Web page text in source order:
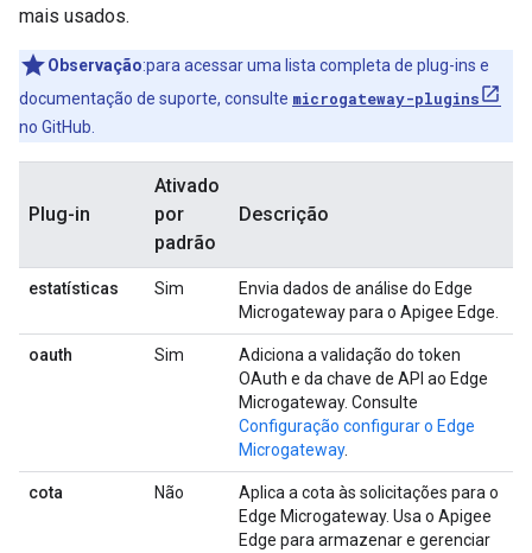
mais usados.
Observação:para acessar uma lista completa de plug-ins e
documentação de suporte, consulte microgateway-plugins
no GitHub.
Plug-in
Ativado
por
padrão
Descrição
estatísticas Sim
Envia dados de análise do Edge
Microgateway para o Apigee Edge.
oauth Sim
Adiciona a validação do token
OAuth e da chave de API ao Edge
Microgateway. Consulte
Configuração configurar o Edge
Microgateway.
cota Não
Aplica a cota às solicitações para o
Edge Microgateway. Usa o Apigee
Edge para armazenar e gerenciar